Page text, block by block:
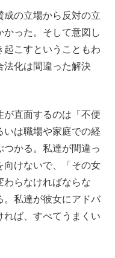
成の立場から反対の立
った。そして意図し
起こすということもわ
法化は間違った解決
直面するのは「不便
いは職場や家庭での経
かる。私達が間違っ
向けないで、「その女
らなければならな
。私達が彼女にアドバ
れば、すべてうまくい